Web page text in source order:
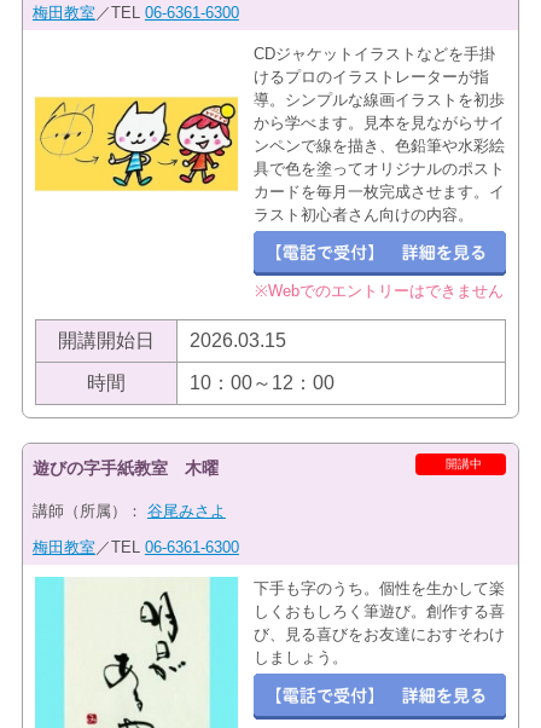
梅田教室 ／TEL 06-6361-6300
CDジャケットイラストなどを手掛
けるプロのイラストレーターが指
導。シンプルな線画イラストを初歩
から学べます。見本を見ながらサイ
ンペンで線を描き、色鉛筆や水彩絵
具で色を塗ってオリジナルのポスト
カードを毎月一枚完成させます。イ
ラスト初心者さん向けの内容。
※Webでのエントリーはできません
開講開始日 2026.03.15
時間 10：00～12：00
開講中
遊びの字手紙教室 木曜
講師（所属）： 谷尾みさよ
梅田教室 ／TEL 06-6361-6300
下手も字のうち。個性を生かして楽
しくおもしろく筆遊び。創作する喜
び、見る喜びをお友達におすそわけ
しましょう。